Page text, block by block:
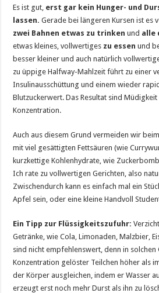
Es ist gut, erst gar kein Hunger- und
lassen. Gerade bei längeren Kursen ist es
zwei Bahnen etwas zu trinken und alle
etwas kleines, vollwertiges zu essen und
besser kleiner und auch natürlich
zu üppige Halfway-Mahlzeit führt zu einer
Insulinausschüttung und einem wieder
Blutzuckerwert. Das Resultat sind
Konzentration.
Auch aus diesem Grund vermeiden wir
mit viel gesättigten Fettsäuren (wie
kurzkettige Kohlenhydrate, wie
Ich rate zu vollwertigen Gerichten, also
Zwischendurch kann es einfach mal ein
Apfel sein, oder eine kleine Handvoll
Ein Tipp zur Flüssigkeitszufuhr:
Getränke, wie Cola, Limonaden, Malzbier,
sind nicht empfehlenswert, denn in solchen
Konzentration gelöster Teilchen höher als
der Körper ausgleichen, indem er Wasser
erzeugt erst noch mehr Durst als ihn zu